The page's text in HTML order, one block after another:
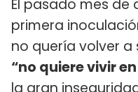
El pasado mes de
primera
no quería volver
“no quiere vivir
la gran